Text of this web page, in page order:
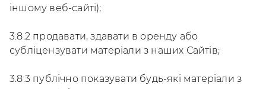
іншому веб-сайті);
3.8.2 продавати, здавати в оренду або
субліцензувати матеріали з наших Сайтів;
3.8.3 публічно показувати будь-які матеріали з